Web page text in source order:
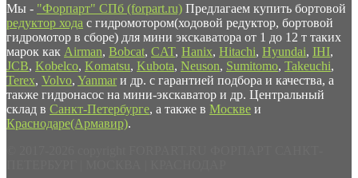
Мы - "Форпарт" СПб (forpart.ru) Предлагаем купить бортовой
редуктор хода с гидромотором(ходовой редуктор, бортовой
гидромотор в сборе) для мини экскаватора от 1 до 12 т таких
марок как Airman, Bobcat, CAT, Hanix, Hitachi, Hyundai, IHI,
JCB, Kobelco, Komatsu, Kubota, Neuson, Sumitomo, Takeuchi,
Terex, Volvo, Yanmar и др. с гарантией подбора и качества, а
также гидронасос на мини-экскаватор и др. Центральный
склад в Санкт-Петербурге, а также в Москве и
Краснодаре(Армавир).